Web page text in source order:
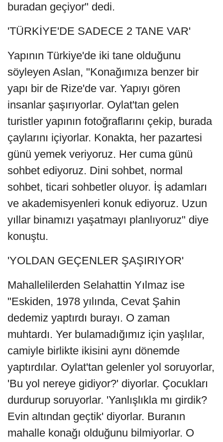
buradan geçiyor" dedi.
'TÜRKİYE'DE SADECE 2 TANE VAR'
Yapının Türkiye'de iki tane olduğunu
söyleyen Aslan, "Konağımıza benzer bir
yapı bir de Rize'de var. Yapıyı gören
insanlar şaşırıyorlar. Oylat'tan gelen
turistler yapının fotoğraflarını çekip, burada
çaylarını içiyorlar. Konakta, her pazartesi
günü yemek veriyoruz. Her cuma günü
sohbet ediyoruz. Dini sohbet, normal
sohbet, ticari sohbetler oluyor. İş adamları
ve akademisyenleri konuk ediyoruz. Uzun
yıllar binamızı yaşatmayı planlıyoruz" diye
konuştu.
'YOLDAN GEÇENLER ŞAŞIRIYOR'
Mahallelilerden Selahattin Yılmaz ise
"Eskiden, 1978 yılında, Cevat Şahin
dedemiz yaptırdı burayı. O zaman
muhtardı. Yer bulamadığımız için yaşlılar,
camiyle birlikte ikisini aynı dönemde
yaptırdılar. Oylat'tan gelenler yol soruyorlar,
'Bu yol nereye gidiyor?' diyorlar. Çocukları
durdurup soruyorlar. 'Yanlışlıkla mı girdik?
Evin altından geçtik' diyorlar. Buranın
mahalle konağı olduğunu bilmiyorlar. O